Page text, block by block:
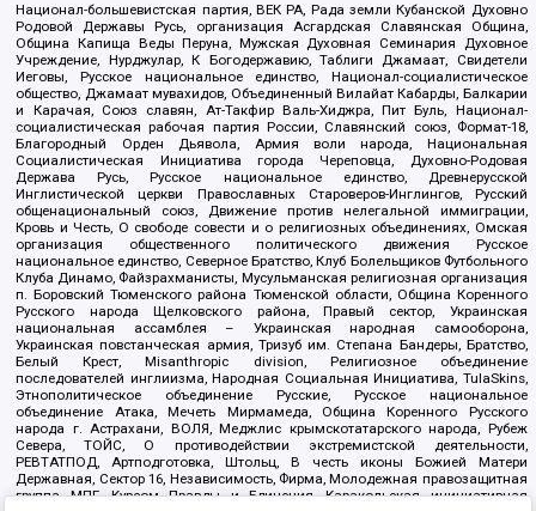
Национал-большевистская партия, ВЕК РА, Рада земли Кубанской Духовно
Родовой Державы Русь, организация Асгардская Славянская Община,
Община Капища Веды Перуна, Мужская Духовная Семинария Духовное
Учреждение, Нурджулар, К Богодержавию, Таблиги Джамаат, Свидетели
Иеговы, Русское национальное единство, Национал-социалистическое
общество, Джамаат мувахидов, Объединенный Вилайат Кабарды, Балкарии
и Карачая, Союз славян, Ат-Такфир Валь-Хиджра, Пит Буль, Национал-
социалистическая рабочая партия России, Славянский союз, Формат-18,
Благородный Орден Дьявола, Армия воли народа, Национальная
Социалистическая Инициатива города Череповца, Духовно-Родовая
Держава Русь, Русское национальное единство, Древнерусской
Инглистической церкви Православных Староверов-Инглингов, Русский
общенациональный союз, Движение против нелегальной иммиграции,
Кровь и Честь, О свободе совести и о религиозных объединениях, Омская
организация общественного политического движения Русское
национальное единство, Северное Братство, Клуб Болельщиков Футбольного
Клуба Динамо, Файзрахманисты, Мусульманская религиозная организация
п. Боровский Тюменского района Тюменской области, Община Коренного
Русского народа Щелковского района, Правый сектор, Украинская
национальная ассамблея – Украинская народная самооборона,
Украинская повстанческая армия, Тризуб им. Степана Бандеры, Братство,
Белый Крест, Misanthropic division, Религиозное объединение
последователей инглиизма, Народная Социальная Инициатива, TulaSkins,
Этнополитическое объединение Русские, Русское национальное
объединение Атака, Мечеть Мирмамеда, Община Коренного Русского
народа г. Астрахани, ВОЛЯ, Меджлис крымскотатарского народа, Рубеж
Севера, ТОЙС, О противодействии экстремистской деятельности,
РЕВТАТПОД, Артподготовка, Штольц, В честь иконы Божией Матери
Державная, Сектор 16, Независимость, Фирма, Молодежная правозащитная
группа МПГ, Курсом Правды и Единения, Каракольская инициативная